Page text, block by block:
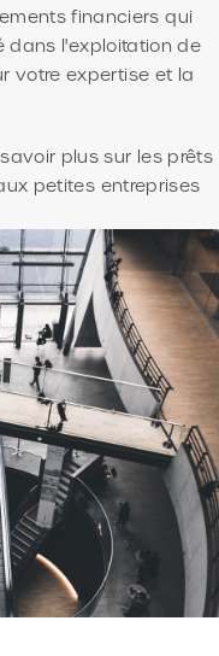
financiers qui
dans l'exploitation de
votre expertise et la
plus sur les prêts
petites entreprises